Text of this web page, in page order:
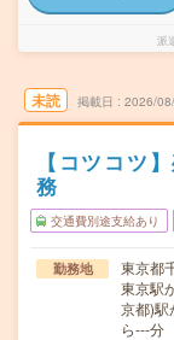
派
未読 掲載日 2026/
【コツコツ
務
交通費別途支給あり
勤務地
東京都
東京駅
京都)駅
ら---分